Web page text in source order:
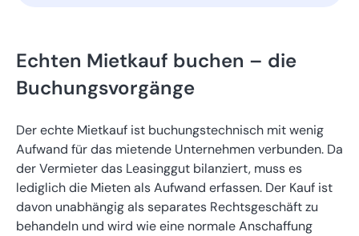
Echten Mietkauf buchen – die
Buchungsvorgänge
Der echte Mietkauf ist buchungstechnisch mit wenig
Aufwand für das mietende Unternehmen verbunden. Da
der Vermieter das Leasinggut bilanziert, muss es
lediglich die Mieten als Aufwand erfassen. Der Kauf ist
davon unabhängig als separates Rechtsgeschäft zu
behandeln und wird wie eine normale Anschaffung